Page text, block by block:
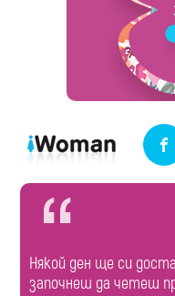
Някой ден ще си
започнеш да четеш